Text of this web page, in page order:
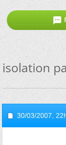

isolation
30/03/2007,